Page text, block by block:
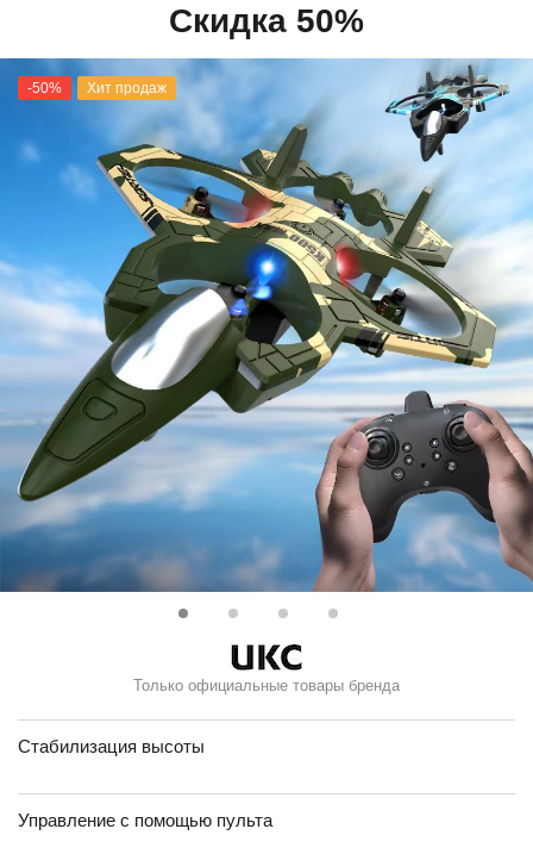
Скидка 50%
-50% Хит продаж
Только официальные товары бренда
Стабилизация высоты
Управление с помощью пульта